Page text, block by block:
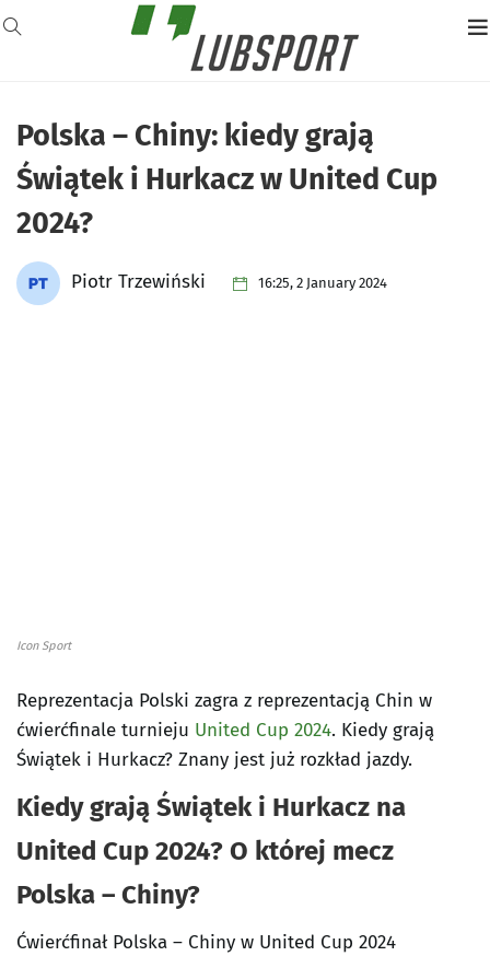
Polska – Chiny: kiedy grają
Świątek i Hurkacz w United Cup
2024?
Piotr Trzewiński 16:25, 2 January 2024
Icon Sport
Reprezentacja Polski zagra z reprezentacją Chin w
ćwierćfinale turnieju United Cup 2024. Kiedy grają
Świątek i Hurkacz? Znany jest już rozkład jazdy.
Kiedy grają Świątek i Hurkacz na
United Cup 2024? O której mecz
Polska – Chiny?
Ćwierćfinał Polska – Chiny w United Cup 2024